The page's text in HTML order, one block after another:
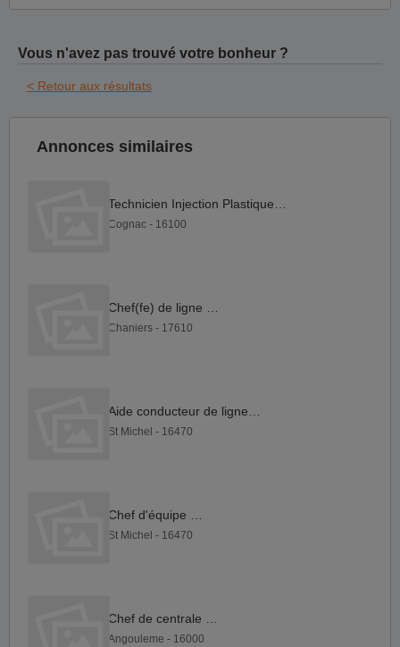
Vous n'avez pas trouvé votre bonheur ?
< Retour aux résultats
Annonces similaires
Cognac - 16100
Chaniers - 17610
St Michel - 16470
St Michel - 16470
Angouleme - 16000